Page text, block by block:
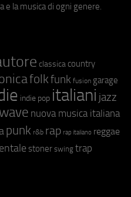
e la musica di ogni genere.
classica country
folkfunk fusion garage
indie pop italiani jazz
nuova musica italiana
punk r&b rap rap italiano reggae
stoner swing trap